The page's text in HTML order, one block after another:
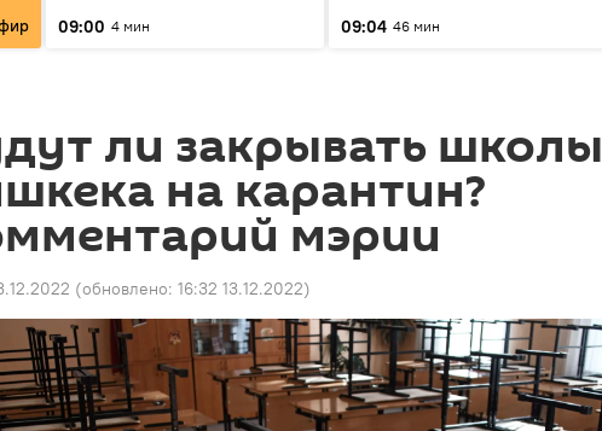
09:00 4 мин
09:04 46 мин
ли закрывать школы
на карантин?
мэрии
(обновлено: 16:32 13.12.2022)